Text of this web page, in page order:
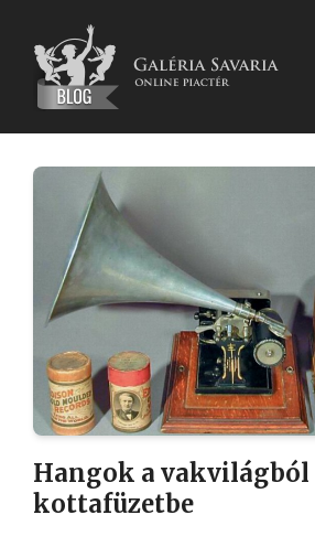
Hangok a vakvilágból
kottafüzetbe